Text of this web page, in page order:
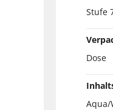
Stufe
Dose
Aqua/